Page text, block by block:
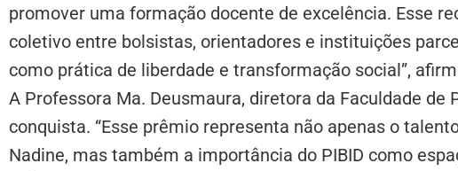
promover uma formação docente de excelência. Esse
coletivo entre bolsistas, orientadores e instituições
como prática de liberdade e transformação social”,
A Professora Ma. Deusmaura, diretora da Faculdade de
conquista. “Esse prêmio representa não apenas o
Nadine, mas também a importância do PIBID como